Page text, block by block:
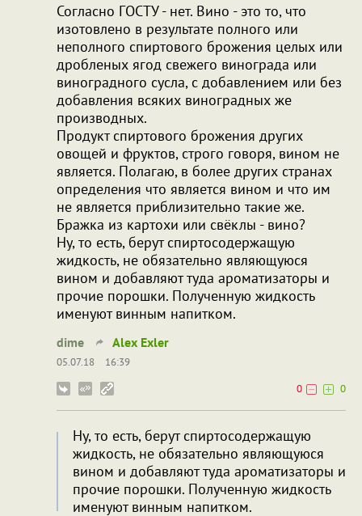
Согласно ГОСТУ - нет. Вино - это то, что
изотовлено в результате полного или
неполного спиртового брожения целых или
дробленых ягод свежего винограда или
виноградного сусла, с добавлением или без
добавления всяких виноградных же
производных.
Продукт спиртового брожения других
овощей и фруктов, строго говоря, вином не
является. Полагаю, в более других странах
определения что является вином и что им
не является приблизительно такие же.
Бражка из картохи или свёклы - вино?
Ну, то есть, берут спиртосодержащую
жидкость, не обязательно являющуюся
вином и добавляют туда ароматизаторы и
прочие порошки. Полученную жидкость
именуют винным напитком.
dime Alex Exler
05.07.18
16:39
0
0
Ну, то есть, берут спиртосодержащую
жидкость, не обязательно являющуюся
вином и добавляют туда ароматизаторы и
прочие порошки. Полученную жидкость
именуют винным напитком.